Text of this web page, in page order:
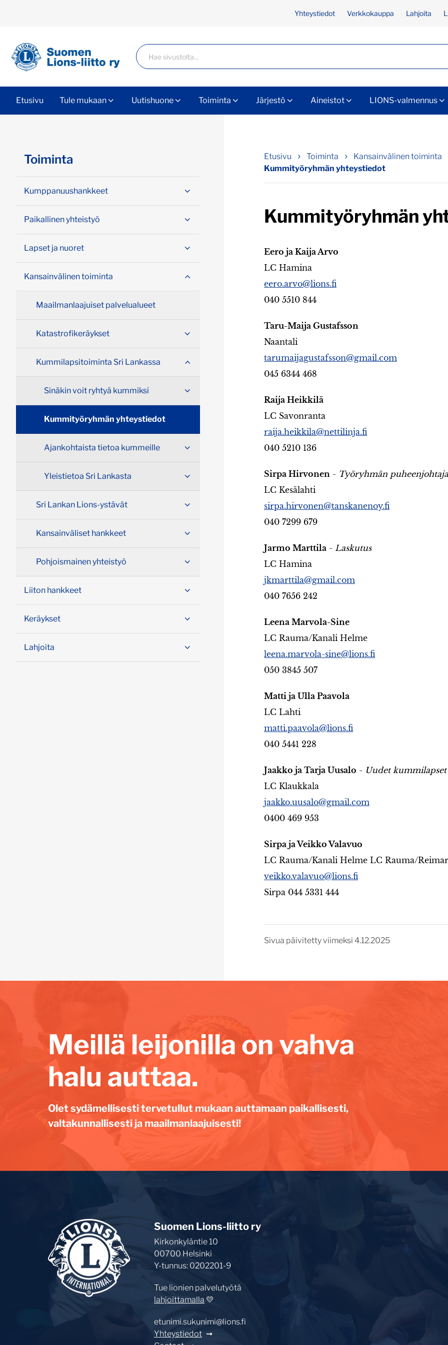
Yhteystiedot Verkkokauppa Lahjoita
Haku
Etusivu Tule mukaan Uutishuone Toiminta Järjestö Aineistot LIONS-valmennus
Etusivu Toiminta
Kansainvälinen toiminta
Kummityöryhmän yhteystiedot
Kummityöryhmän
Eero ja Kaija Arvo
LC Hamina
eero.arvo@lions.fi
040 5510 844
Taru-Maija Gustafsson
Naantali
tarumaijagustafsson@gmail.com
045 6344 468
Raija Heikkilä
LC Savonranta
raija.heikkila@nettilinja.fi
040 5210 136
Sirpa Hirvonen - Työryhmän puheenjohtaja
LC Kesälahti
sirpa.hirvonen@tanskanenoy.fi
040 7299 679
Jarmo Marttila - Laskutus
LC Hamina
jkmarttila@gmail.com
040 7656 242
Leena Marvola-Sine
LC Rauma/Kanali Helme
leena.marvola-sine@lions.fi
050 3845 507
Matti ja Ulla Paavola
LC Lahti
matti.paavola@lions.fi
040 5441 228
Jaakko ja Tarja Uusalo - Uudet kummilapset
LC Klaukkala
jaakko.uusalo@gmail.com
0400 469 953
Sirpa ja Veikko Valavuo
LC Rauma/Kanali Helme LC Rauma/
veikko.valavuo@lions.fi
Sirpa 044 5331 444
Sivua päivitetty viimeksi 4.12.2025
Ohita valikko
Toiminta
Kumppanuushankkeet
Paikallinen yhteistyö
Lapset ja nuoret
Kansainvälinen toiminta
Maailmanlaajuiset palvelualueet
Katastrofikeräykset
Kummilapsitoiminta Sri Lankassa
Sinäkin voit ryhtyä kummiksi
Kummityöryhmän yhteystiedot
Ajankohtaista tietoa kummeille
Yleistietoa Sri Lankasta
Sri Lankan Lions-ystävät
Kansainväliset hankkeet
Pohjoismainen yhteistyö
Liiton hankkeet
Keräykset
Lahjoita
Meillä leijonilla on vahva
halu auttaa.
Olet sydämellisesti tervetullut mukaan auttamaan paikallisesti,
valtakunnallisesti ja maailmanlaajuisesti!
Suomen Lions-liitto ry
Kirkonkyläntie 10
00700 Helsinki
Y-tunnus: 0202201-9
Tue lionien palvelutyötä
lahjoittamalla 💛
etunimi.sukunimi@lions.fi
Yhteystiedot